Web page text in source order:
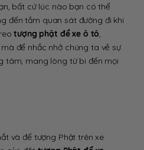
bất cứ lúc nào bạn có thể
đến tầm quan sát đường đi khi
tượng phật để xe ô tô,
để nhắc nhở chúng ta về sự
tâm, mang lòng từ bi đến mọi
và để tượng Phật trên xe